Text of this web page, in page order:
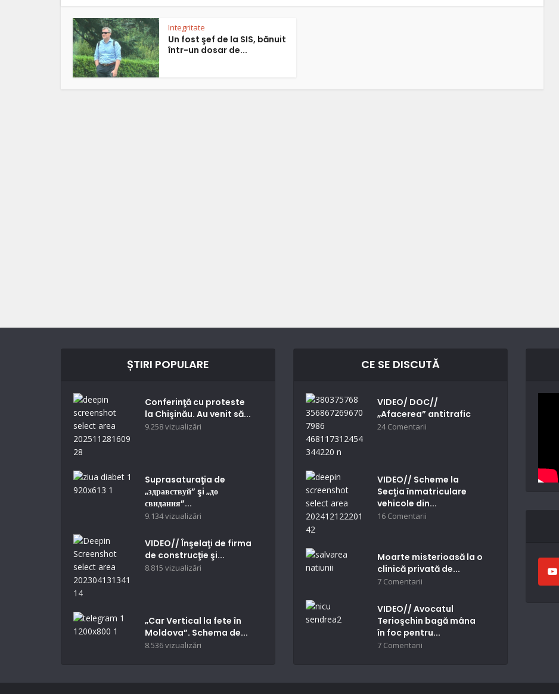
Integritate
Un fost şef de la SIS, bănuit
într-un dosar de...
ȘTIRI POPULARE
Conferinţă cu proteste
la Chişinău. Au venit să...
9.258 vizualizări
Suprasaturaţia de
„здравствуй” şi „до
свидания”...
9.134 vizualizări
VIDEO// Înşelaţi de firma
de construcţie şi...
8.815 vizualizări
„Car Vertical la fete în
Moldova”. Schema de...
8.536 vizualizări
CE SE DISCUTĂ
VIDEO/ DOC//
„Afacerea” antitrafic
24 Comentarii
VIDEO// Scheme la
Secţia înmatriculare
vehicole din...
16 Comentarii
Moarte misterioasă la o
clinică privată de...
7 Comentarii
VIDEO// Avocatul
Terioşchin bagă mâna
în foc pentru...
7 Comentarii